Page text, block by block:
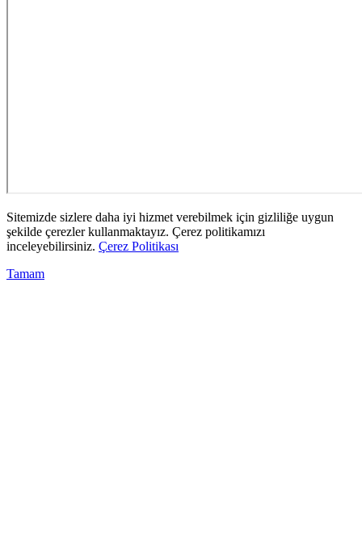
Sitemizde sizlere daha iyi hizmet verebilmek için gizliliğe uygun
şekilde çerezler kullanmaktayız. Çerez politikamızı
inceleyebilirsiniz. Çerez Politikası
Tamam